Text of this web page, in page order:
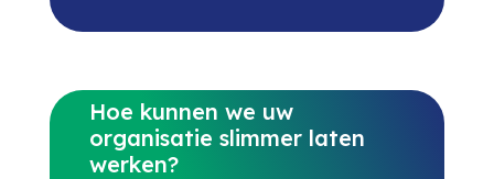
Hoe kunnen we uw
organisatie slimmer laten
werken?